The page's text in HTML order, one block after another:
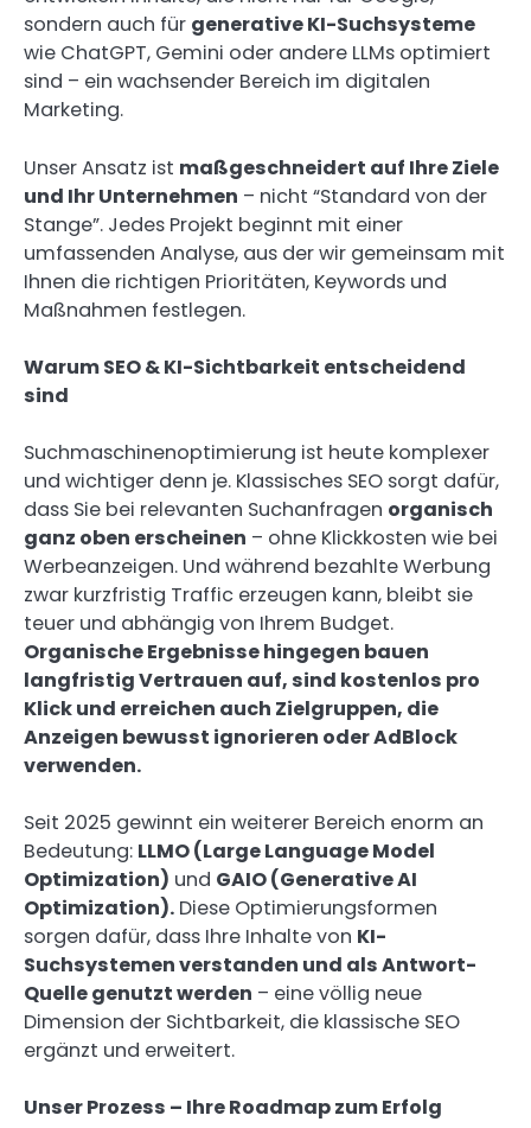
sondern auch für generative KI-Suchsysteme
wie ChatGPT, Gemini oder andere LLMs optimiert
sind – ein wachsender Bereich im digitalen
Marketing.
Unser Ansatz ist maßgeschneidert auf Ihre Ziele
und Ihr Unternehmen – nicht “Standard von der
Stange”. Jedes Projekt beginnt mit einer
umfassenden Analyse, aus der wir gemeinsam mit
Ihnen die richtigen Prioritäten, Keywords und
Maßnahmen festlegen.
Warum SEO & KI-Sichtbarkeit entscheidend
sind
Suchmaschinenoptimierung ist heute komplexer
und wichtiger denn je. Klassisches SEO sorgt dafür,
dass Sie bei relevanten Suchanfragen organisch
ganz oben erscheinen – ohne Klickkosten wie bei
Werbeanzeigen. Und während bezahlte Werbung
zwar kurzfristig Traffic erzeugen kann, bleibt sie
teuer und abhängig von Ihrem Budget.
Organische Ergebnisse hingegen bauen
langfristig Vertrauen auf, sind kostenlos pro
Klick und erreichen auch Zielgruppen, die
Anzeigen bewusst ignorieren oder AdBlock
verwenden.
Seit 2025 gewinnt ein weiterer Bereich enorm an
Bedeutung: LLMO (Large Language Model
Optimization) und GAIO (Generative AI
Optimization). Diese Optimierungsformen
sorgen dafür, dass Ihre Inhalte von KI-
Suchsystemen verstanden und als Antwort-
Quelle genutzt werden – eine völlig neue
Dimension der Sichtbarkeit, die klassische SEO
ergänzt und erweitert.
Unser Prozess – Ihre Roadmap zum Erfolg